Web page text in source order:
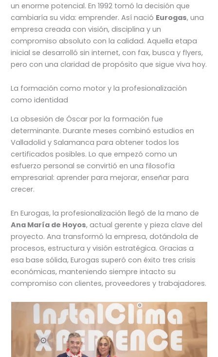
un enorme potencial. En 1992 tomó la decisión que
cambiaría su vida: emprender. Así nació Eurogas, una
empresa creada con visión, disciplina y un
compromiso absoluto con la calidad. Aquella etapa
inicial se desarrolló sin internet, con fax, busca y flyers,
pero con una claridad de propósito que sigue viva hoy.
La formación como motor y la profesionalización
como identidad
La obsesión de Óscar por la formación fue
determinante. Durante meses combinó estudios en
Valladolid y Salamanca para obtener todos los
certificados posibles. Lo que empezó como un
esfuerzo personal se convirtió en una filosofía
empresarial: aprender para mejorar, enseñar para
crecer.
En Eurogas, la profesionalización llegó de la mano de
Ana María de Hoyos, actual gerente y pieza clave del
proyecto. Ana transformó la empresa, dotándola de
procesos, estructura y visión estratégica. Gracias a
esa base sólida, Eurogas superó con éxito tres crisis
económicas, manteniendo siempre intacto su
compromiso con clientes, proveedores y trabajadores.